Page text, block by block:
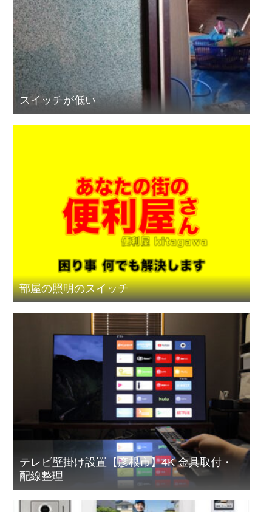
スイッチが低い
部屋の照明のスイッチ
テレビ壁掛け設置【彦根市】4K 金具取付・
配線整理